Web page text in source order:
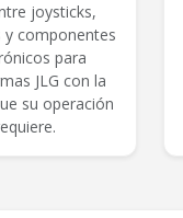
joysticks,
y componentes
para
JLG con la
su operación